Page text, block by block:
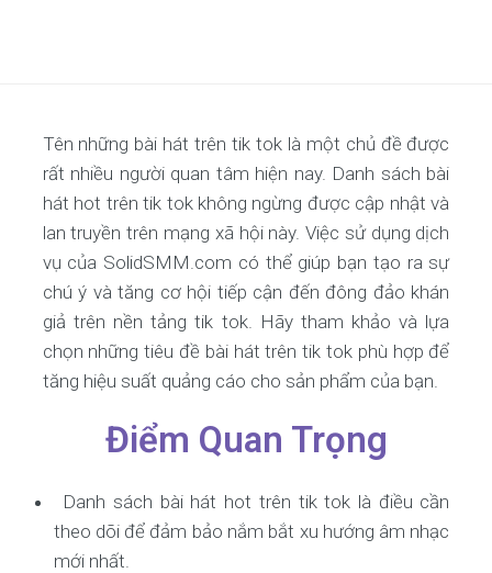
Tên những bài hát trên tik tok là một chủ đề được
rất nhiều người quan tâm hiện nay. Danh sách bài
hát hot trên tik tok không ngừng được cập nhật và
lan truyền trên mạng xã hội này. Việc sử dụng dịch
vụ của SolidSMM.com có thể giúp bạn tạo ra sự
chú ý và tăng cơ hội tiếp cận đến đông đảo khán
giả trên nền tảng tik tok. Hãy tham khảo và lựa
chọn những tiêu đề bài hát trên tik tok phù hợp để
tăng hiệu suất quảng cáo cho sản phẩm của bạn.
Điểm Quan Trọng
Danh sách bài hát hot trên tik tok là điều cần
theo dõi để đảm bảo nắm bắt xu hướng âm nhạc
mới nhất.